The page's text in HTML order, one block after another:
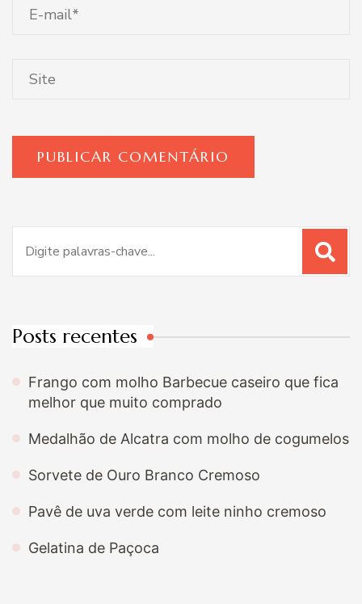
por:
Posts recentes
Frango com molho Barbecue caseiro que fica
melhor que muito comprado
Medalhão de Alcatra com molho de cogumelos
Sorvete de Ouro Branco Cremoso
Pavê de uva verde com leite ninho cremoso
Gelatina de Paçoca